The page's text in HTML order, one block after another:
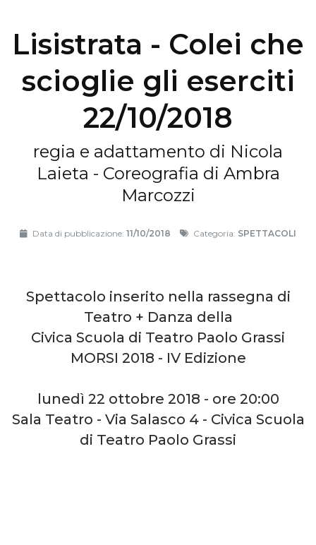
Lisistrata - Colei che
scioglie gli eserciti
22/10/2018
regia e adattamento di Nicola
Laieta - Coreografia di Ambra
Marcozzi
Data di pubblicazione: 11/10/2018 Categoria: SPETTACOLI
Spettacolo inserito nella rassegna di
Teatro + Danza della
Civica Scuola di Teatro Paolo Grassi
MORSI 2018 - IV Edizione
lunedì 22 ottobre 2018 - ore 20:00
Sala Teatro - Via Salasco 4 - Civica Scuola
di Teatro Paolo Grassi